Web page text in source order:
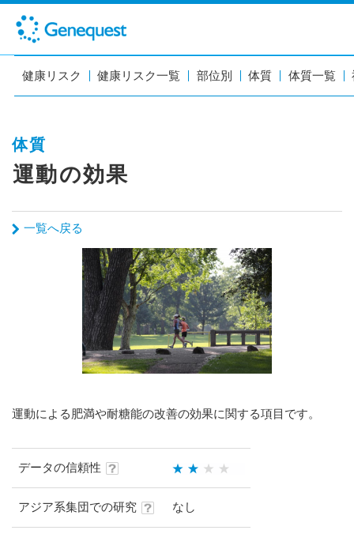
健康リスク 健康リスク一覧 部位別 体質 体質一覧
体質
運動の効果
一覧へ戻る
運動による肥満や耐糖能の改善の効果に関する項目です。
データの信頼性
アジア系集団での研究 なし